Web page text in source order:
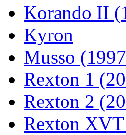
Korando II
Kyron
Musso
Rexton 1
Rexton 2
Rexton